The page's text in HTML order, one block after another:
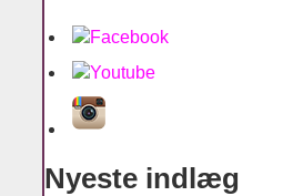
Nyeste indlæg